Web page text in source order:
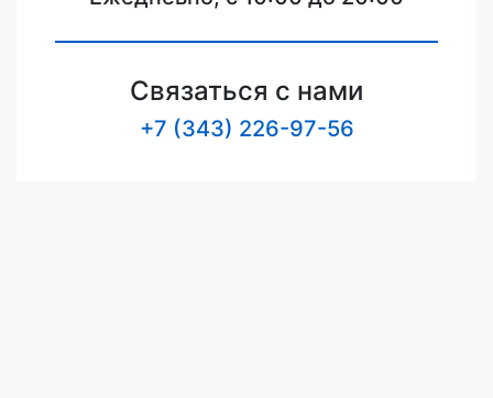
Связаться с нами
+7 (343) 226-97-56